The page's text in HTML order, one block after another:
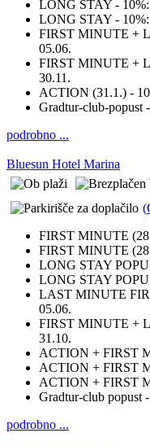
LONG STAY - 10%:
LONG STAY - 10%:
FIRST MINUTE +
05.06.
FIRST MINUTE +
30.11.
ACTION (31.1.) -
Gradtur-club-popust
podrobno ...
Bluesun Hotel Marina
(
FIRST MINUTE
FIRST MINUTE
LONG STAY
LONG STAY
LAST MINUTE
05.06.
FIRST MINUTE +
31.10.
ACTION + FIRST
ACTION + FIRST
ACTION + FIRST
Gradtur-club popust
podrobno ...